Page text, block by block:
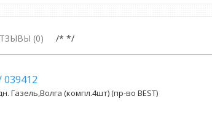
(0) /* */
039412
Газель,Волга (компл.4шт) (пр-во BEST)